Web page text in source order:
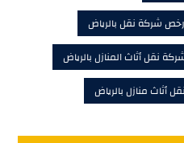
شركة نقل بالرياض
نقل أثاث المنازل بالرياض
أثاث منازل بالرياض